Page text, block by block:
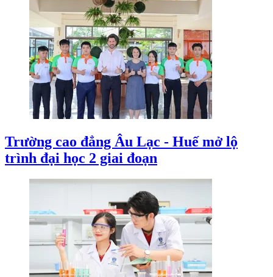
Trường cao đẳng Âu Lạc - Huế mở lộ
trình đại học 2 giai đoạn